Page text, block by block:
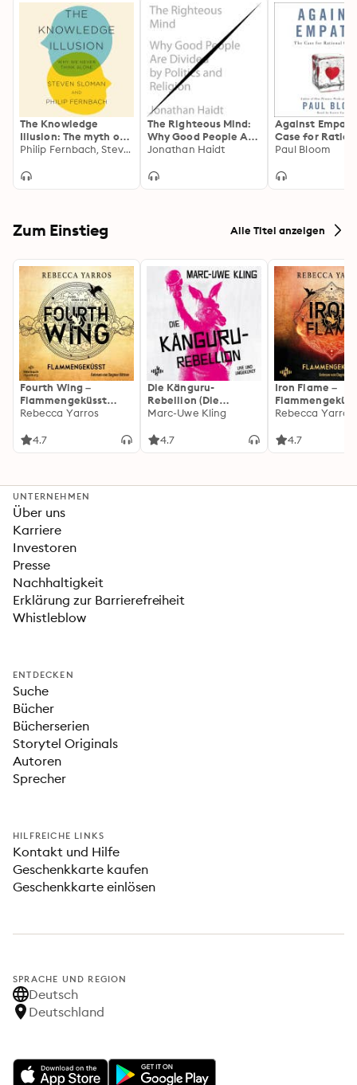
The Knowledge
Illusion: The myth of
individual thought
collective wisdom
Philip Fernbach, Steven Sloman
The Righteous Mind:
Why Good People Are
Divided by Politics
Jonathan Haidt
Against
Case for
Compassion
Paul Bloom
Zum Einstieg Alle Titel anzeigen
Fourth Wing –
Flammengeküsst
(Flammengeküsst-
Rebecca Yarros
4.7
Die Känguru-
Rebellion (Die
Känguru-Werke 5)
Marc-Uwe Kling
4.7
Iron Flame –
heißersehnte
Rebecca Yarros
4.7
UNTERNEHMEN
Über uns
Karriere
Investoren
Presse
Nachhaltigkeit
Erklärung zur Barrierefreiheit
Whistleblow
ENTDECKEN
Suche
Bücher
Bücherserien
Storytel Originals
Autoren
Sprecher
HILFREICHE LINKS
Kontakt und Hilfe
Geschenkkarte kaufen
Geschenkkarte einlösen
SPRACHE UND REGION
Deutsch
Deutschland